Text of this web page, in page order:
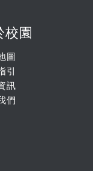
校園
圖
引
訊
們